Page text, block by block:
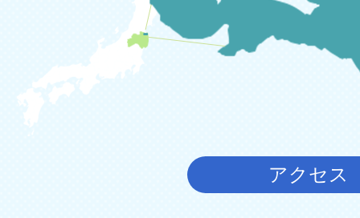
アクセス